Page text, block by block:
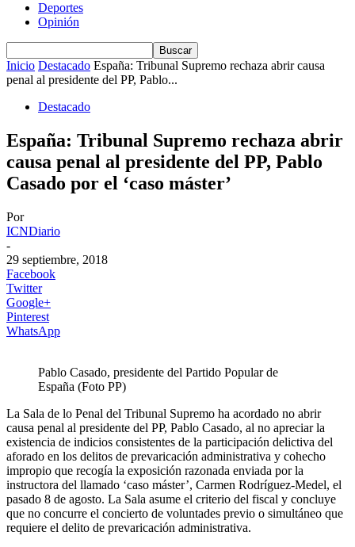
Deportes
Opinión
Inicio Destacado España: Tribunal Supremo rechaza abrir causa
penal al presidente del PP, Pablo...
Destacado
España: Tribunal Supremo rechaza abrir
causa penal al presidente del PP, Pablo
Casado por el ‘caso máster’
Por
ICNDiario
-
29 septiembre, 2018
Facebook
Twitter
Google+
Pinterest
WhatsApp
Pablo Casado, presidente del Partido Popular de
España (Foto PP)
La Sala de lo Penal del Tribunal Supremo ha acordado no abrir
causa penal al presidente del PP, Pablo Casado, al no apreciar la
existencia de indicios consistentes de la participación delictiva del
aforado en los delitos de prevaricación administrativa y cohecho
impropio que recogía la exposición razonada enviada por la
instructora del llamado ‘caso máster’, Carmen Rodríguez-Medel, el
pasado 8 de agosto. La Sala asume el criterio del fiscal y concluye
que no concurre el concierto de voluntades previo o simultáneo que
requiere el delito de prevaricación administrativa.